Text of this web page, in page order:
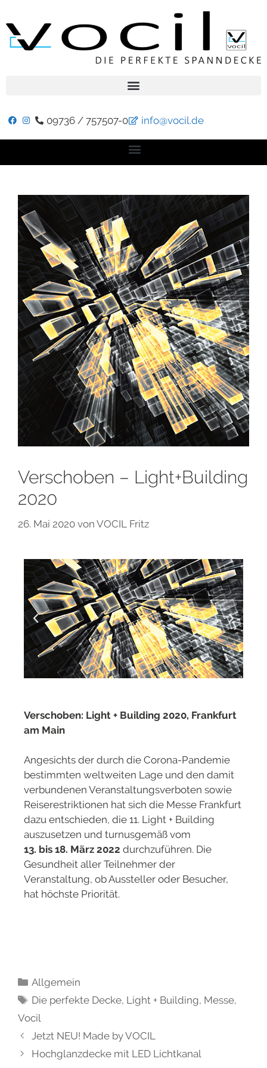
09736 / 757507-0 info@vocil.de
Verschoben – Light+Building
2020
26. Mai 2020 von VOCIL Fritz
Verschoben: Light + Building 2020, Frankfurt
am Main
Angesichts der durch die Corona-Pandemie
bestimmten weltweiten Lage und den damit
verbundenen Veranstaltungsverboten sowie
Reiserestriktionen hat sich die Messe Frankfurt
dazu entschieden, die 11. Light + Building
auszusetzen und turnusgemäß vom
13. bis 18. März 2022 durchzuführen. Die
Gesundheit aller Teilnehmer der
Veranstaltung, ob Aussteller oder Besucher,
hat höchste Priorität.
Allgemein
Die perfekte Decke, Light + Building, Messe,
Vocil
Jetzt NEU! Made by VOCIL
Hochglanzdecke mit LED Lichtkanal